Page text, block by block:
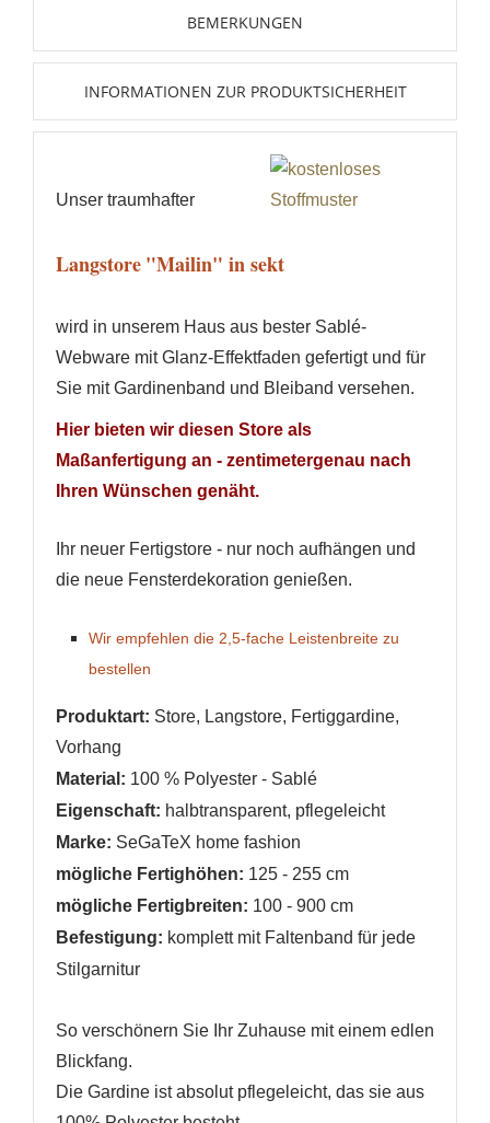
BEMERKUNGEN
INFORMATIONEN ZUR PRODUKTSICHERHEIT
Unser traumhafter
Langstore"Mailin" in sekt
wird in unserem Haus aus bester Sablé-
Webware mit Glanz-Effektfaden gefertigt und für
Sie mit Gardinenband und Bleiband versehen.
Hier bieten wir diesen Store als
Maßanfertigung an - zentimetergenau nach
Ihren Wünschen genäht.
Ihr neuer Fertigstore - nur noch aufhängen und
die neue Fensterdekoration genießen.
Wir empfehlen die 2,5-fache Leistenbreite zu
bestellen
Produktart: Store, Langstore, Fertiggardine,
Vorhang
Material: 100 % Polyester - Sablé
Eigenschaft: halbtransparent, pflegeleicht
Marke: SeGaTeX home fashion
mögliche Fertighöhen: 125 - 255 cm
mögliche Fertigbreiten: 100 - 900 cm
Befestigung: komplett mit Faltenband für jede
Stilgarnitur
So verschönern Sie Ihr Zuhause mit einem edlen
Blickfang.
Die Gardine ist absolut pflegeleicht, das sie aus
AUF MEINE WUNSCHLISTE
add_circle_outline Neue Liste anlegen
ANMELDEN
Sie müssen angemeldet sein, um Artikel Ihrer